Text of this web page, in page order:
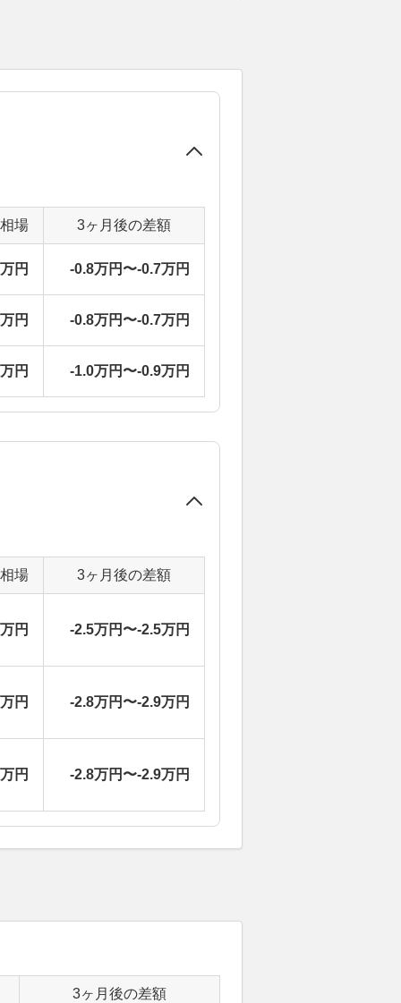
場 3ヶ月後の差額
円 -0.8万円〜-0.7万円
円 -0.8万円〜-0.7万円
円 -1.0万円〜-0.9万円
場 3ヶ月後の差額
円 -2.5万円〜-2.5万円
円 -2.8万円〜-2.9万円
円 -2.8万円〜-2.9万円
3ヶ月後の差額